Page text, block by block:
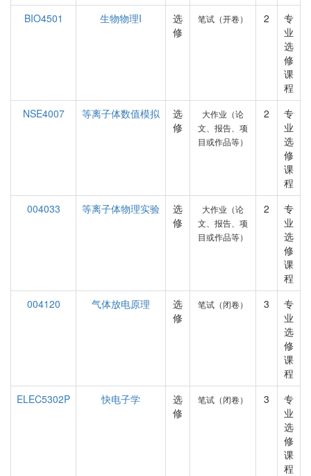
BIO4501
生物物理I
选
修
笔试（开卷） 2
专
业
选
修
课
程
NSE4007
等离子体数值模拟
选
修
大作业（论
文、报告、项
目或作品等）
2
专
业
选
修
课
程
004033
等离子体物理实验
选
修
大作业（论
文、报告、项
目或作品等）
2
专
业
选
修
课
程
004120
气体放电原理
选
修
笔试（闭卷） 3
专
业
选
修
课
程
ELEC5302P
快电子学
选
修
笔试（闭卷） 3
专
业
选
修
课
程